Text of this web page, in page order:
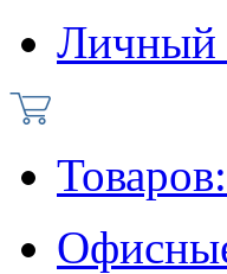
Личный
Товаров: